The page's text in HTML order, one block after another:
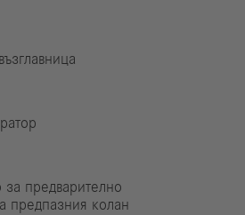
за предварително
предпазния колан